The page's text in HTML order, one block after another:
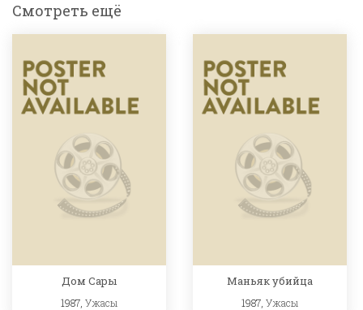
Смотреть ещё
Дом Сары
1987, Ужасы
Маньяк убийца
1987,Ужасы